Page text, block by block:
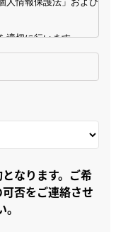
なります。ご希
否をご連絡させ